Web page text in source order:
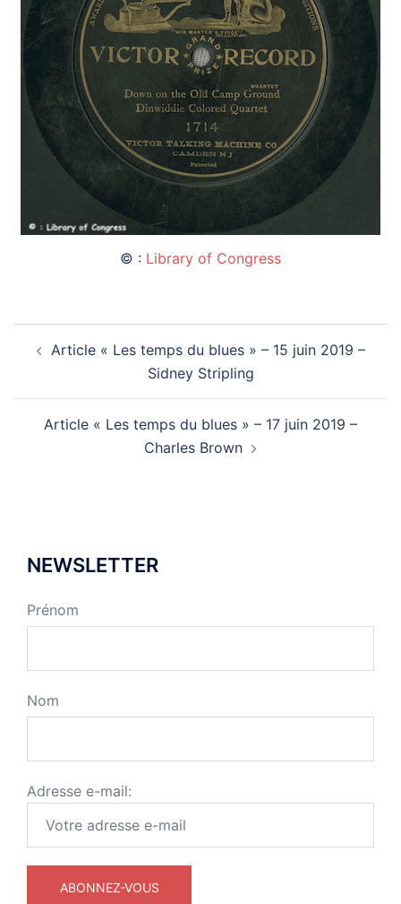
© : Library of Congress
d’article
Article « Les temps du blues » – 15 juin 2019 –
Sidney Stripling
Article « Les temps du blues » – 17 juin 2019 –
Charles Brown
NEWSLETTER
Prénom
Nom
Adresse e-mail: